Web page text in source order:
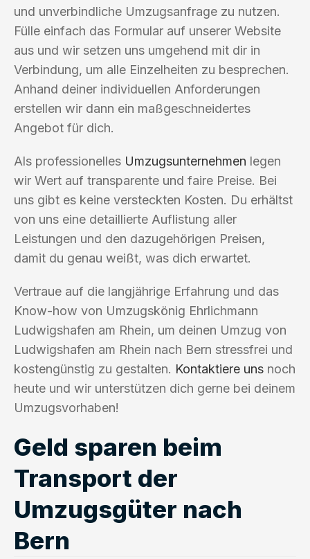
und unverbindliche Umzugsanfrage zu nutzen.
Fülle einfach das Formular auf unserer Website
aus und wir setzen uns umgehend mit dir in
Verbindung, um alle Einzelheiten zu besprechen.
Anhand deiner individuellen Anforderungen
erstellen wir dann ein maßgeschneidertes
Angebot für dich.
Als professionelles Umzugsunternehmen legen
wir Wert auf transparente und faire Preise. Bei
uns gibt es keine versteckten Kosten. Du erhältst
von uns eine detaillierte Auflistung aller
Leistungen und den dazugehörigen Preisen,
damit du genau weißt, was dich erwartet.
Vertraue auf die langjährige Erfahrung und das
Know-how von Umzugskönig Ehrlichmann
Ludwigshafen am Rhein, um deinen Umzug von
Ludwigshafen am Rhein nach Bern stressfrei und
kostengünstig zu gestalten. Kontaktiere uns noch
heute und wir unterstützen dich gerne bei deinem
Umzugsvorhaben!
Geld sparen beim
Transport der
Umzugsgüter nach
Bern